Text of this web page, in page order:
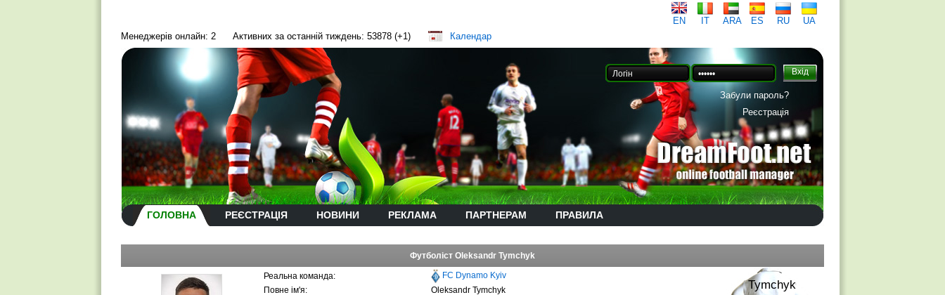
EN IT ARA ES RU
UA
Менеджерів онлайн: 2
Активних за останній тиждень: 53878 (+1) Календар
Забули пароль?
Реєстрація
ГОЛОВНА РЕЄСТРАЦІЯ НОВИНИ РЕКЛАМА ПАРТНЕРАМ ПРАВИЛА
Футболіст Oleksandr Tymchyk
Реальна команда:
FC Dynamo Kyiv
Повне ім'я:
Oleksandr Tymchyk
Tymchyk